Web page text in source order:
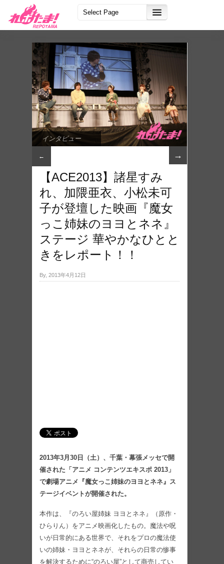
インタビュー
← →
【ACE2013】諸星すみ
れ、加隈亜衣、小松未可
子が登壇した映画『魔女
っこ姉妹のヨヨとネネ』
ステージ 華やかなひとと
きをレポート！！
By, 2013年4月12日
2013年3月30日（土）、千葉・幕張メッセで開
催された「アニメ コンテンツエキスポ 2013」
で劇場アニメ『魔女っこ姉妹のヨヨとネネ』ス
テージイベントが開催された。
本作は、『のろい屋姉妹 ヨヨとネネ』（原作・
ひらりん）をアニメ映画化したもの。魔法や呪
いが日常的にある世界で、それをプロの魔法使
いの姉妹・ヨヨとネネが、それらの日常の惨事
を解決するために“のろい屋”として商売してい